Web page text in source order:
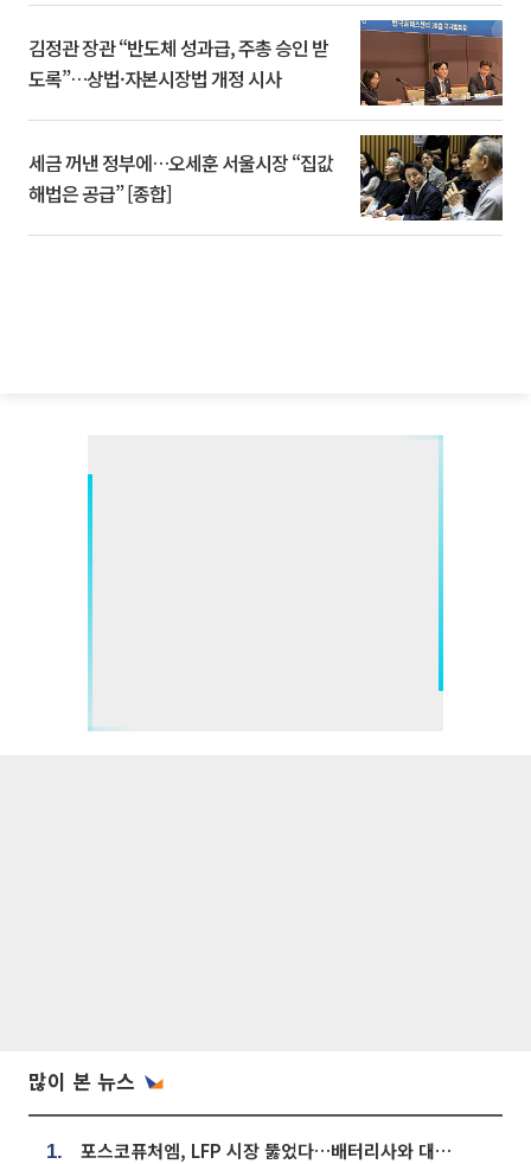
김정관 장관 “반도체 성과급, 주총 승인 받
도록”…상법·자본시장법 개정 시사
세금 꺼낸 정부에…오세훈 서울시장 “집값
해법은 공급” [종합]
많이 본 뉴스
1. 포스코퓨처엠, LFP 시장 뚫었다…배터리사와 대규모 장기 공급 합의